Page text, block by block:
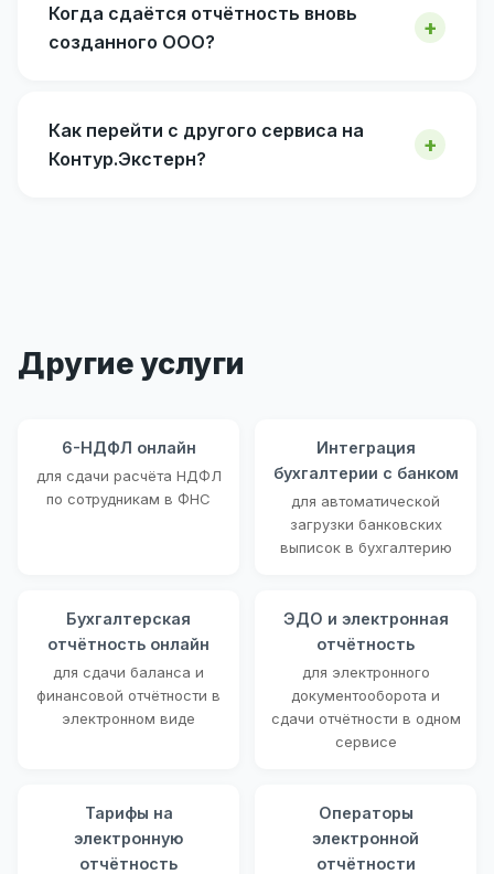
Когда сдаётся отчётность вновь
созданного ООО?
Как перейти с другого сервиса на
Контур.Экстерн?
Другие услуги
6-НДФЛ онлайн
для сдачи расчёта НДФЛ
по сотрудникам в ФНС
Интеграция
бухгалтерии с банком
для автоматической
загрузки банковских
выписок в бухгалтерию
Бухгалтерская
отчётность онлайн
для сдачи баланса и
финансовой отчётности в
электронном виде
ЭДО и электронная
отчётность
для электронного
документооборота и
сдачи отчётности в одном
сервисе
Тарифы на
электронную
отчётность
Операторы
электронной
отчётности